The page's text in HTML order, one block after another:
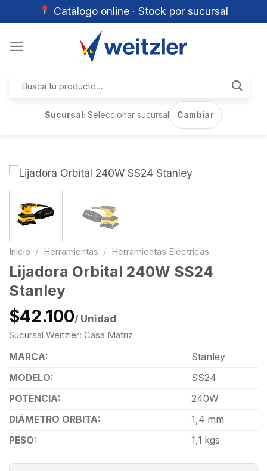
Catálogo online · Stock por sucursal
por:
Sucursal:Seleccionar sucursal Cambiar
Inicio / Herramientas / Herramientas Eléctricas
Lijadora Orbital 240W SS24
Stanley
$42.100/ Unidad
Sucursal Weitzler: Casa Matriz
MARCA:
Stanley
MODELO:
SS24
POTENCIA:
240W
DIÁMETRO ORBITA:
1,4 mm
PESO:
1,1 kgs